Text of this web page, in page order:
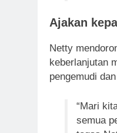
Ajakan
Netty
keberlanjutan
pengemudi
“Mari
semua